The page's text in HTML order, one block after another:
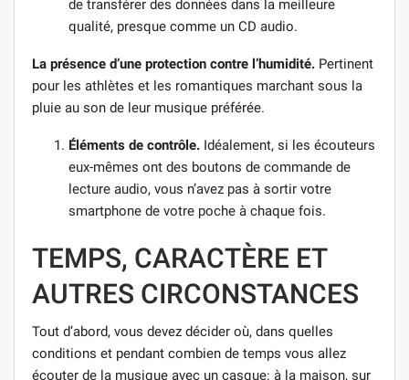
de transférer des données dans la meilleure
qualité, presque comme un CD audio.
La présence d’une protection contre l’humidité. Pertinent
pour les athlètes et les romantiques marchant sous la
pluie au son de leur musique préférée.
Éléments de contrôle. Idéalement, si les écouteurs
eux-mêmes ont des boutons de commande de
lecture audio, vous n’avez pas à sortir votre
smartphone de votre poche à chaque fois.
TEMPS, CARACTÈRE ET
AUTRES CIRCONSTANCES
Tout d’abord, vous devez décider où, dans quelles
conditions et pendant combien de temps vous allez
écouter de la musique avec un casque: à la maison, sur